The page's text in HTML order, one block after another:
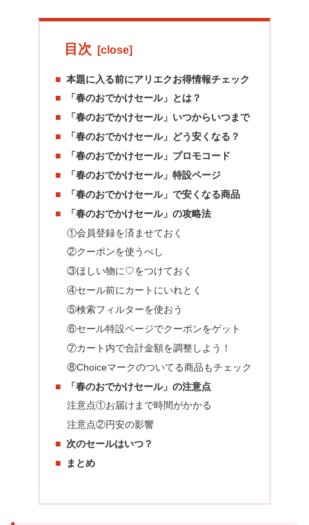
目次
本題に入る前にアリエクお得情報チェック
「春のおでかけセール」とは？
「春のおでかけセール」いつからいつまで
「春のおでかけセール」どう安くなる？
「春のおでかけセール」プロモコード
「春のおでかけセール」特設ページ
「春のおでかけセール」で安くなる商品
「春のおでかけセール」の攻略法
①会員登録を済ませておく
②クーポンを使うべし
③ほしい物に♡をつけておく
④セール前にカートにいれとく
⑤検索フィルターを使おう
⑥セール特設ページでクーポンをゲット
⑦カート内で合計金額を調整しよう！
⑧Choiceマークのついてる商品もチェック
「春のおでかけセール」の注意点
注意点①お届けまで時間がかかる
注意点②円安の影響
次のセールはいつ？
まとめ